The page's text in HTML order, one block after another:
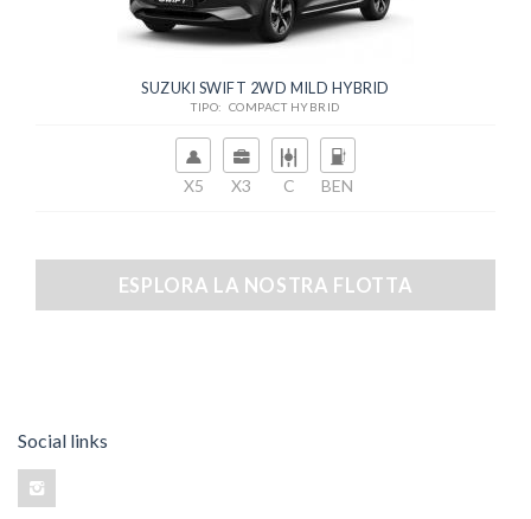
SUZUKI SWIFT 2WD MILD HYBRID
TIPO: COMPACT HYBRID
X5 X3 C BEN
ESPLORA LA NOSTRA FLOTTA
Social links